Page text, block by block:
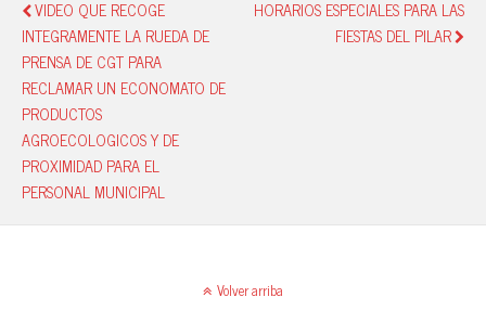
VIDEO QUE RECOGE
INTEGRAMENTE LA RUEDA DE
PRENSA DE CGT PARA
RECLAMAR UN ECONOMATO DE
PRODUCTOS
AGROECOLOGICOS Y DE
PROXIMIDAD PARA EL
PERSONAL MUNICIPAL
HORARIOS ESPECIALES PARA LAS
FIESTAS DEL PILAR
Volver arriba